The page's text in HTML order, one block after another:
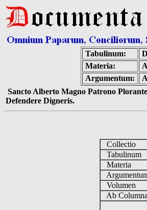
Tabulinum:
Materia:
Argumentum:
Sancto Alberto Magno Patrono
Defendere Digneris.
Collectio
Tabulinum
Materia
Volumen
Ab